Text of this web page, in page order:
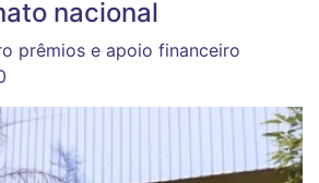
nacional
prêmios e apoio financeiro